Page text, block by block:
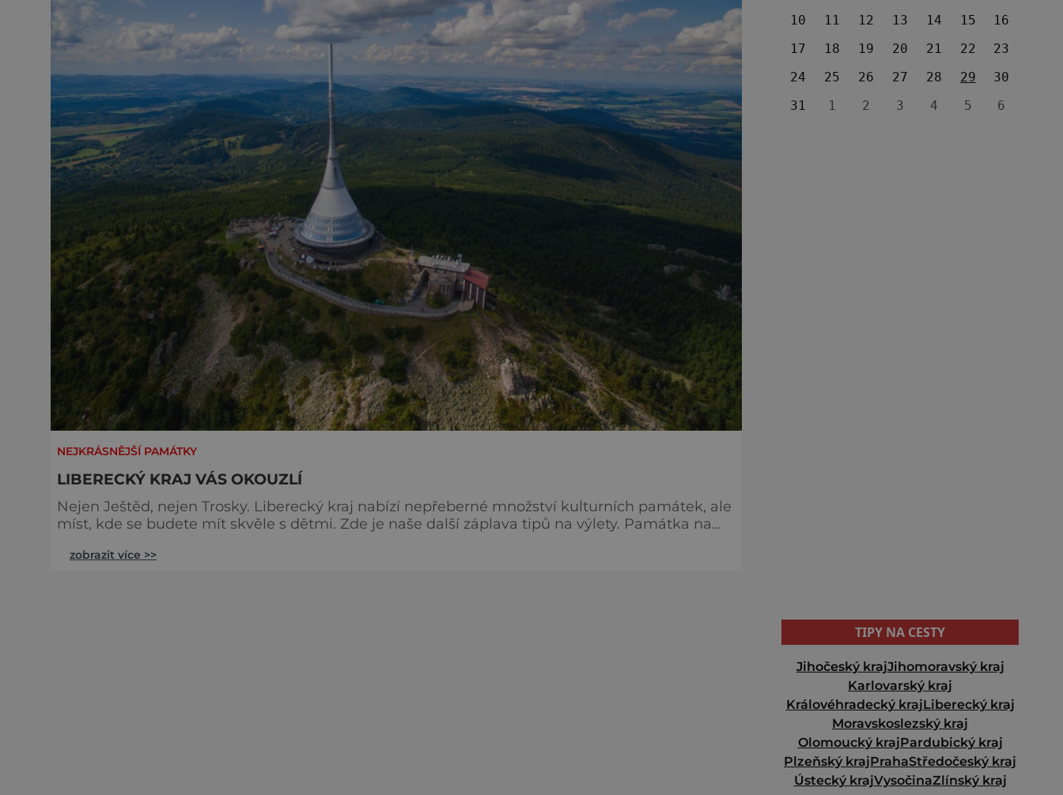
NEJKRÁSNĚJŠÍ PAMÁTKY
LIBERECKÝ KRAJ VÁS OKOUZLÍ
Nejen Ještěd, nejen Trosky. Liberecký kraj nabízí nepřeberné množství kulturních památek, ale
míst, kde se budete mít skvěle s dětmi. Zde je naše další záplava tipů na výlety. Památka na
nápadně bílé skály se zaoblenými tvary připomínající slony. Jedná se o pískovcové skály, které
zobrazit více >>
10
11 12 13 14 15
16
17
18 19 20 21 22
23
24
25 26 27 28 29
30
31
1 2 3 4 5 6
TIPY NA CESTY
Jihočeský krajJihomoravský kraj
Karlovarský kraj
Královéhradecký krajLiberecký kraj
Moravskoslezský kraj
Olomoucký krajPardubický kraj
Plzeňský krajPrahaStředočeský kraj
Ústecký krajVysočinaZlínský kraj